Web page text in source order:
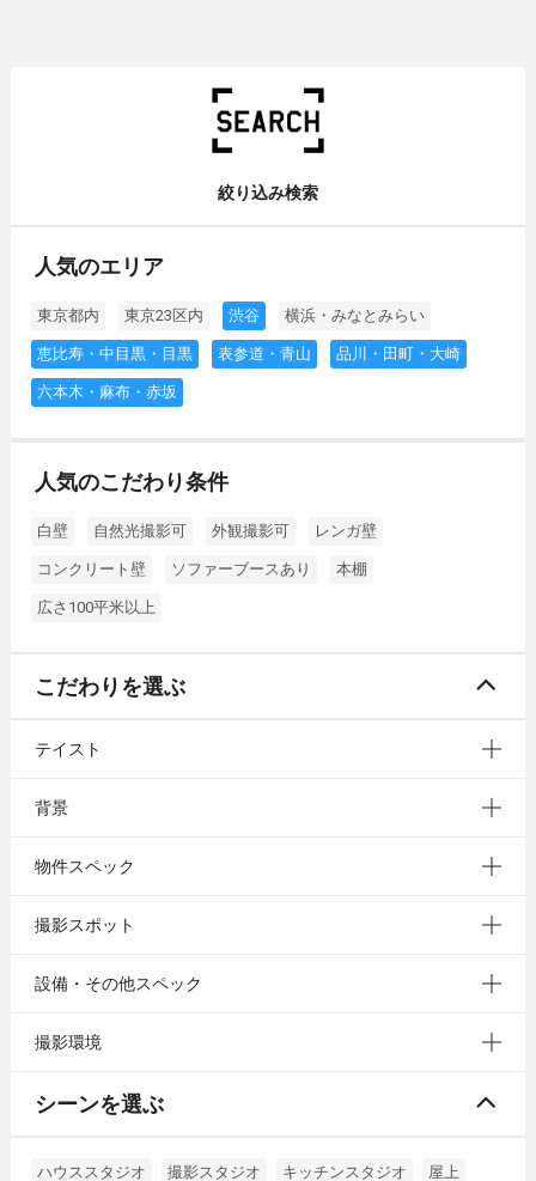
絞り込み検索
人気のエリア
東京都内 東京23区内 渋谷 横浜・みなとみらい
恵比寿・中目黒・目黒 表参道・青山 品川・田町・大崎
六本木・麻布・赤坂
人気のこだわり条件
白壁 自然光撮影可 外観撮影可 レンガ壁
コンクリート壁 ソファーブースあり 本棚
広さ100平米以上
こだわりを選ぶ
テイスト
背景
物件スペック
撮影スポット
設備・その他スペック
撮影環境
シーンを選ぶ
ハウススタジオ 撮影スタジオ キッチンスタジオ 屋上